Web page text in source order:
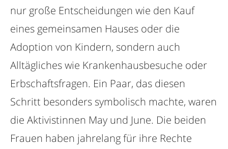
nur große Entscheidungen wie den Kauf
eines gemeinsamen Hauses oder die
Adoption von Kindern, sondern auch
Alltägliches wie Krankenhausbesuche oder
Erbschaftsfragen. Ein Paar, das diesen
Schritt besonders symbolisch machte, waren
die Aktivistinnen May und June. Die beiden
Frauen haben jahrelang für ihre Rechte